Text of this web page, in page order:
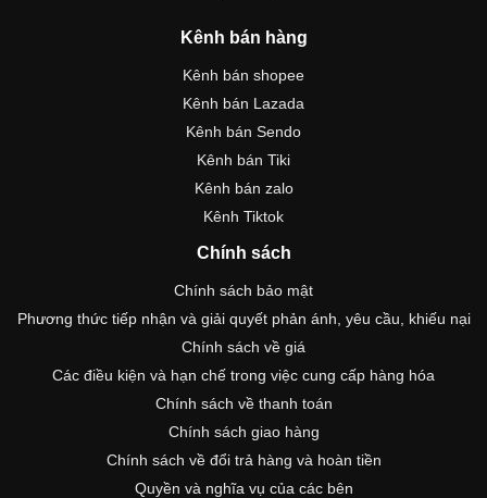
Kênh bán hàng
Kênh bán shopee
Kênh bán Lazada
Kênh bán Sendo
Kênh bán Tiki
Kênh bán zalo
Kênh Tiktok
Chính sách
Chính sách bảo mật
Phương thức tiếp nhận và giải quyết phản ánh, yêu cầu, khiếu nại
Chính sách về giá
Các điều kiện và hạn chế trong việc cung cấp hàng hóa
Chính sách về thanh toán
Chính sách giao hàng
Chính sách về đổi trả hàng và hoàn tiền
Quyền và nghĩa vụ của các bên